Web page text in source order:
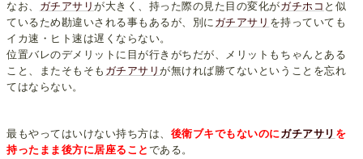
なお、 ガチアサリが大きく、持った際の見た目の変化がガチホコ と似
ているため勘違いされる事もあるが、別に ガチアサリ を持っていても
イカ速・ヒト速は遅くならない。
位置バレのデメリットに目が行きがちだが、メリットもちゃんとある
こと、またそもそも ガチアサリが無ければ勝てないということを忘れ
てはならない。
最もやってはいけない持ち方は、 後衛ブキでもないのにガチアサリ を
持ったまま後方に居座ること である。